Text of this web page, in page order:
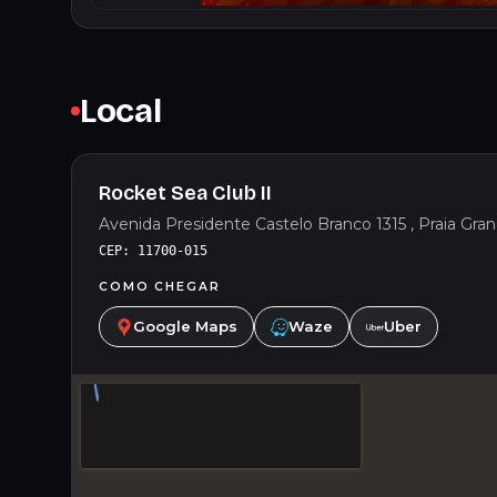
Local
Rocket Sea Club II
Avenida Presidente Castelo Branco 1315 , Praia
CEP: 11700-015
COMO CHEGAR
Google Maps Waze Uber